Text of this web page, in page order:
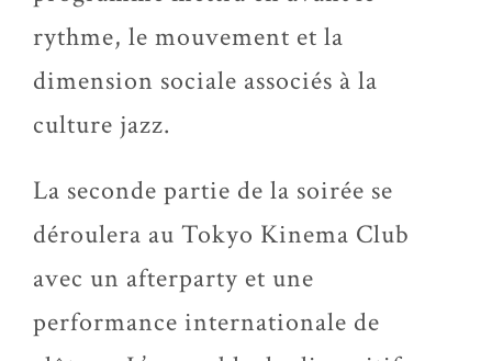
rythme, le mouvement et la
dimension sociale associés à la
culture jazz.
La seconde partie de la soirée se
déroulera au Tokyo Kinema Club
avec un afterparty et une
performance internationale de